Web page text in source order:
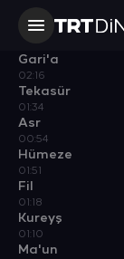
Adiyat
Gari'a
02:16
Tekasür
01:34
Asr
00:54
Hümeze
01:51
Fil
01:18
Kureyş
01:10
Ma'un